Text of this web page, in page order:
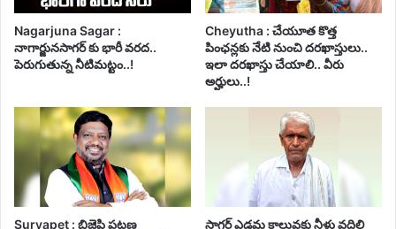
Nagarjuna Sagar :
నాగార్జునసాగర్ కు భారీ వరద..
పెరుగుతున్న నీటిమట్టం..!
Cheyutha : చేయూత కొత్త
పింఛన్లకు నేటి నుంచి దరఖాస్తులు..
ఇలా దరఖాస్తు చేయాలి.. వీరు
అర్హులు..!
Suryapet : బిజెపి పట్టణ
సాగర్ ఎడమ కాలువకు నీళ్లు వదిలి